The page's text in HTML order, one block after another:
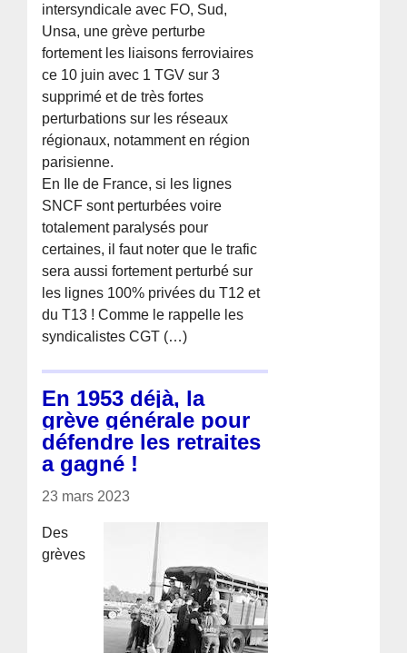
intersyndicale avec FO, Sud,
Unsa, une grève perturbe
fortement les liaisons ferroviaires
ce 10 juin avec 1 TGV sur 3
supprimé et de très fortes
perturbations sur les réseaux
régionaux, notamment en région
parisienne.
En Ile de France, si les lignes
SNCF sont perturbées voire
totalement paralysés pour
certaines, il faut noter que le trafic
sera aussi fortement perturbé sur
les lignes 100% privées du T12 et
du T13 ! Comme le rappelle les
syndicalistes CGT (…)
En 1953 déjà, la
grève générale pour
défendre les retraites
a gagné !
23 mars 2023
Des
grèves